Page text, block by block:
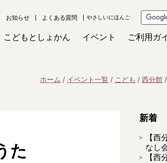
お知らせ よくある質問 やさしいにほんご
こどもとしょかん イベント ご利用ガ
ホーム イベント一覧 こども 西分館
た
新着
【西
なし
【西